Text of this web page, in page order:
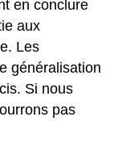
en conclure
aux
Les
généralisation
Si nous
pas